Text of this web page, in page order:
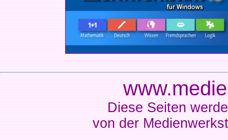
Diese Seiten
von der